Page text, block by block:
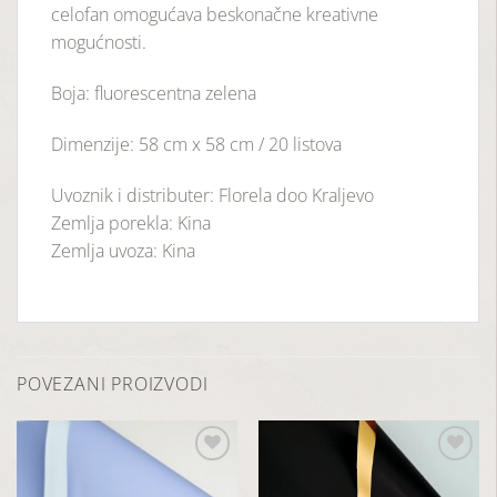
celofan omogućava beskonačne kreativne
mogućnosti.
Boja: fluorescentna zelena
Dimenzije: 58 cm x 58 cm / 20 listova
Uvoznik i distributer: Florela doo Kraljevo
Zemlja porekla: Kina
Zemlja uvoza: Kina
POVEZANI PROIZVODI